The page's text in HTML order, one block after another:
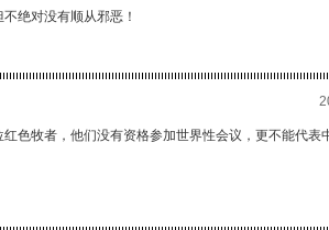
绝对没有顺从邪恶！
红色牧者，他们没有资格参加世界性会议，更不能代表